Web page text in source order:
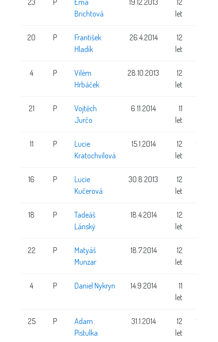
Brichtová
let
20 P
František
Hladík
26.4.2014
12
let
4 P
Vilém
Hrbáček
28.10.2013
12
let
21 P
Vojtěch
Jurčo
6.11.2014
11
let
11 P
Lucie
Kratochvílová
15.1.2014
12
let
156 cm
16 P
Lucie
Kučerová
30.8.2013
12
let
18 P
Tadeáš
Lánský
18.4.2014
12
let
22 P
Matyáš
Munzar
18.7.2014
12
let
4 P Daniel Nykryn 14.9.2014
11
let
25 P
Adam
Pistulka
31.1.2014
12
let
139 cm